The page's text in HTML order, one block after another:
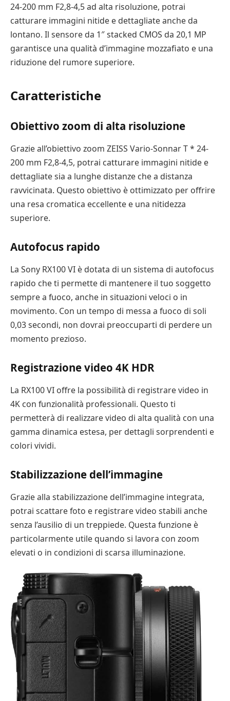
24-200 mm F2,8-4,5 ad alta risoluzione, potrai
catturare immagini nitide e dettagliate anche da
lontano. Il sensore da 1″ stacked CMOS da 20,1 MP
garantisce una qualità d’immagine mozzafiato e una
riduzione del rumore superiore.
Caratteristiche
Obiettivo zoom di alta risoluzione
Grazie all’obiettivo zoom ZEISS Vario-Sonnar T * 24-
200 mm F2,8-4,5, potrai catturare immagini nitide e
dettagliate sia a lunghe distanze che a distanza
ravvicinata. Questo obiettivo è ottimizzato per offrire
una resa cromatica eccellente e una nitidezza
superiore.
Autofocus rapido
La Sony RX100 VI è dotata di un sistema di autofocus
rapido che ti permette di mantenere il tuo soggetto
sempre a fuoco, anche in situazioni veloci o in
movimento. Con un tempo di messa a fuoco di soli
0,03 secondi, non dovrai preoccuparti di perdere un
momento prezioso.
Registrazione video 4K HDR
La RX100 VI offre la possibilità di registrare video in
4K con funzionalità professionali. Questo ti
permetterà di realizzare video di alta qualità con una
gamma dinamica estesa, per dettagli sorprendenti e
colori vividi.
Stabilizzazione dell’immagine
Grazie alla stabilizzazione dell’immagine integrata,
potrai scattare foto e registrare video stabili anche
senza l’ausilio di un treppiede. Questa funzione è
particolarmente utile quando si lavora con zoom
elevati o in condizioni di scarsa illuminazione.